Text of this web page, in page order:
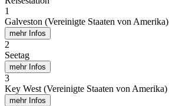
1
Galveston (Vereinigte Staaten von Amerika)
mehr Infos
2
Seetag
mehr Infos
3
Key West (Vereinigte Staaten von Amerika)
mehr Infos